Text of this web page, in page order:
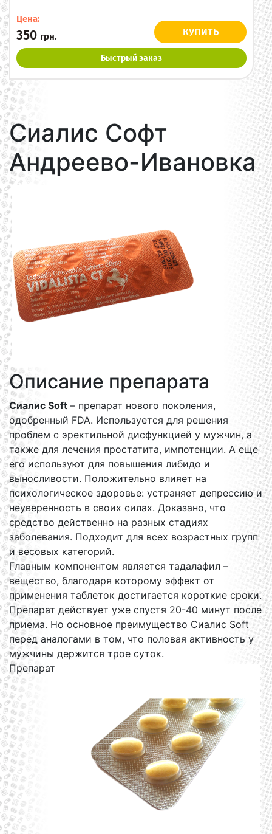
Цена:
350 грн. КУПИТЬ
Быстрый заказ
Сиалис Софт
Андреево-Ивановка
Описание препарата
Сиалис Soft – препарат нового поколения,
одобренный FDA. Используется для решения
проблем с эректильной дисфункцией у мужчин, а
также для лечения простатита, импотенции. А еще
его используют для повышения либидо и
выносливости. Положительно влияет на
психологическое здоровье: устраняет депрессию и
неуверенность в своих силах. Доказано, что
средство действенно на разных стадиях
заболевания. Подходит для всех возрастных групп
и весовых категорий.
Главным компонентом является тадалафил –
вещество, благодаря которому эффект от
применения таблеток достигается короткие сроки.
Препарат действует уже спустя 20-40 минут после
приема. Но основное преимущество Сиалис Soft
перед аналогами в том, что половая активность у
мужчины держится трое суток.
Препарат